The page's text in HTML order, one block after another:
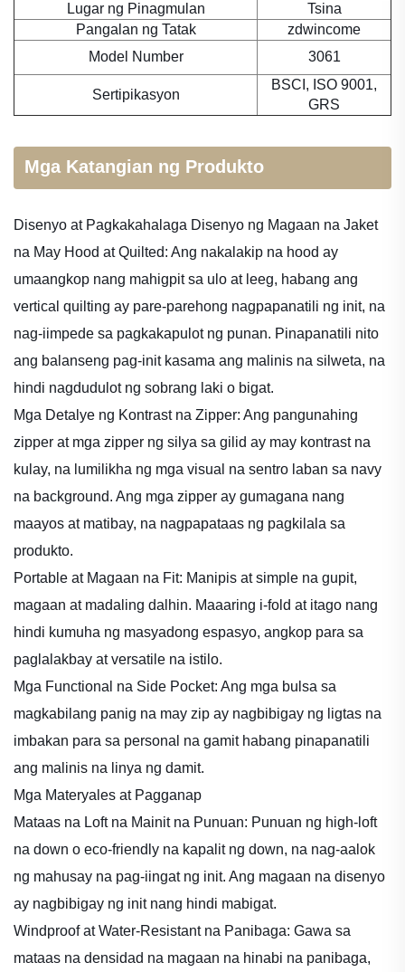
Lugar ng Pinagmulan
Tsina
Pangalan ng Tatak
zdwincome
Model Number
3061
Sertipikasyon
BSCI, ISO 9001,
GRS
Mga Katangian ng Produkto
Disenyo at Pagkakahalaga Disenyo ng Magaan na Jaket
na May Hood at Quilted: Ang nakalakip na hood ay
umaangkop nang mahigpit sa ulo at leeg, habang ang
vertical quilting ay pare-parehong nagpapanatili ng init, na
nag-iimpede sa pagkakapulot ng punan. Pinapanatili nito
ang balanseng pag-init kasama ang malinis na silweta, na
hindi nagdudulot ng sobrang laki o bigat.
Mga Detalye ng Kontrast na Zipper: Ang pangunahing
zipper at mga zipper ng silya sa gilid ay may kontrast na
kulay, na lumilikha ng mga visual na sentro laban sa navy
na background. Ang mga zipper ay gumagana nang
maayos at matibay, na nagpapataas ng pagkilala sa
produkto.
Portable at Magaan na Fit: Manipis at simple na gupit,
magaan at madaling dalhin. Maaaring i-fold at itago nang
hindi kumuha ng masyadong espasyo, angkop para sa
paglalakbay at versatile na istilo.
Mga Functional na Side Pocket: Ang mga bulsa sa
magkabilang panig na may zip ay nagbibigay ng ligtas na
imbakan para sa personal na gamit habang pinapanatili
ang malinis na linya ng damit.
Mga Materyales at Pagganap
Mataas na Loft na Mainit na Punuan: Punuan ng high-loft
na down o eco-friendly na kapalit ng down, na nag-aalok
ng mahusay na pag-iingat ng init. Ang magaan na disenyo
ay nagbibigay ng init nang hindi mabigat.
Windproof at Water-Resistant na Panibaga: Gawa sa
mataas na densidad na magaan na hinabi na panibaga,